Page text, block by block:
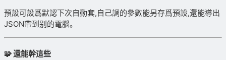
預設可設爲默認下次自動套,自己調的參數能另存爲預設,還能導出
JSON帶到别的電腦。
🧩 還能幹這些